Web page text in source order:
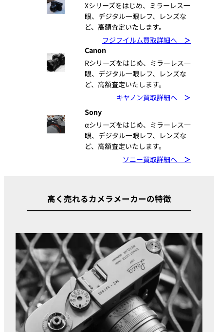
Xシリーズをはじめ、ミラーレス一
眼、デジタル一眼レフ、レンズな
ど、高額査定いたします。
フジフイルム買取詳細へ ＞
Canon
Rシリーズをはじめ、ミラーレス一
眼、デジタル一眼レフ、レンズな
ど、高額査定いたします。
キヤノン買取詳細へ ＞
Sony
αシリーズをはじめ、ミラーレス一
眼、デジタル一眼レフ、レンズな
ど、高額査定いたします。
ソニー買取詳細へ ＞
高く売れるカメラメーカーの特徴